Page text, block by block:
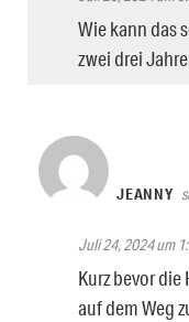
Wie kann das
zwei drei
JEANNY
Juli 24, 2024 um
Kurz bevor
auf dem Weg